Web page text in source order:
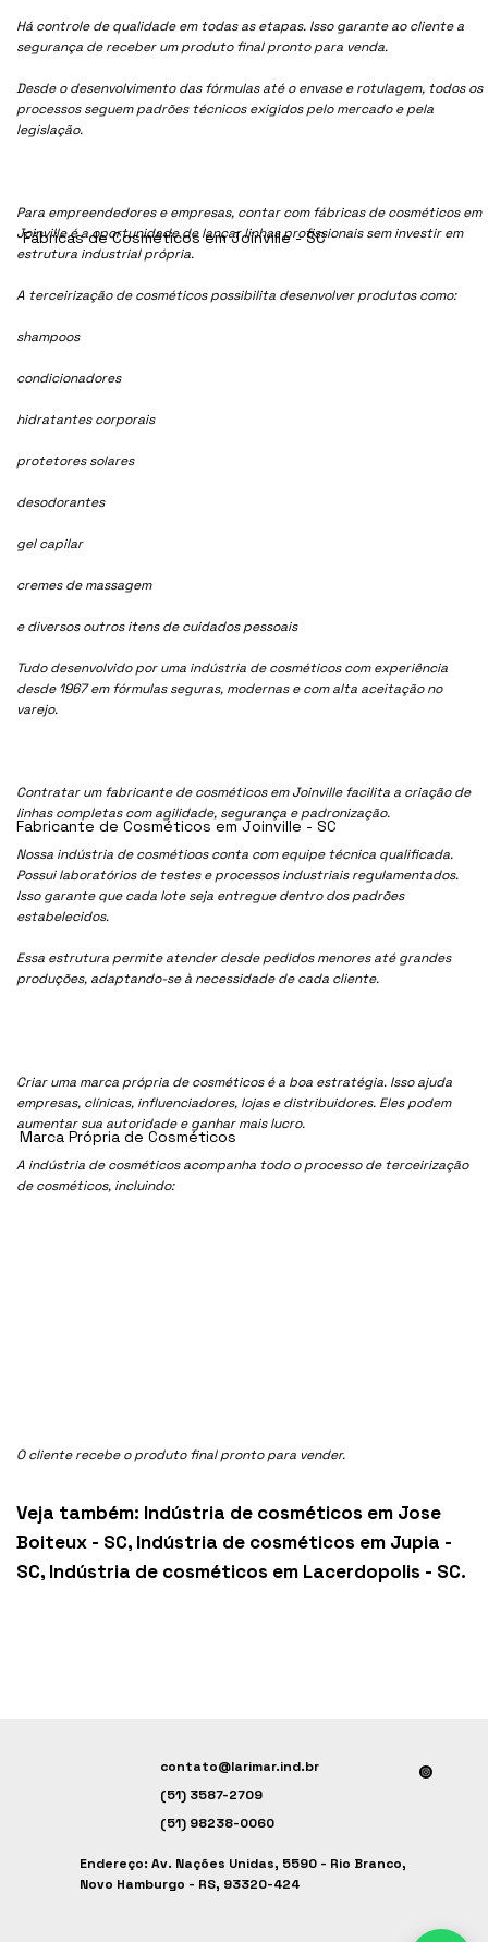
Há controle de qualidade em todas as etapas. Isso garante ao cliente a
segurança de receber um produto final pronto para venda.
Desde o desenvolvimento das fórmulas até o envase e rotulagem, todos os
processos seguem padrões técnicos exigidos pelo mercado e pela
legislação.
Para empreendedores e empresas, contar com fábricas de cosméticos em
Joinville é a oportunidade de lançar linhas profissionais sem investir em
estrutura industrial própria.
A terceirização de cosméticos possibilita desenvolver produtos como:
shampoos
condicionadores
hidratantes corporais
protetores solares
desodorantes
gel capilar
cremes de massagem
e diversos outros itens de cuidados pessoais
Tudo desenvolvido por uma indústria de cosméticos com experiência
desde 1967 em fórmulas seguras, modernas e com alta aceitação no
varejo.
Contratar um fabricante de cosméticos em Joinville facilita a criação de
linhas completas com agilidade, segurança e padronização.
Nossa indústria de cosmétioos conta com equipe técnica qualificada.
Possui laboratórios de testes e processos industriais regulamentados.
Isso garante que cada lote seja entregue dentro dos padrões
estabelecidos.
Essa estrutura permite atender desde pedidos menores até grandes
produções, adaptando-se à necessidade de cada cliente.
Criar uma marca própria de cosméticos é a boa estratégia. Isso ajuda
empresas, clínicas, influenciadores, lojas e distribuidores. Eles podem
aumentar sua autoridade e ganhar mais lucro.
A indústria de cosméticos acompanha todo o processo de terceirização
de cosméticos, incluindo:
O cliente recebe o produto final pronto para vender.
Veja também: Indústria de cosméticos em Jose
Boiteux - SC, Indústria de cosméticos em Jupia -
SC, Indústria de cosméticos em Lacerdopolis - SC.
Fábricas de Cosméticos em Joinville - SC
Fabricante de Cosméticos em Joinville - SC
Marca Própria de Cosméticos
contato@larimar.ind.br
(51) 3587-2709
(51) 98238-0060
Endereço: Av. Nações Unidas, 5590 - Rio Branco,
Novo Hamburgo - RS, 93320-424